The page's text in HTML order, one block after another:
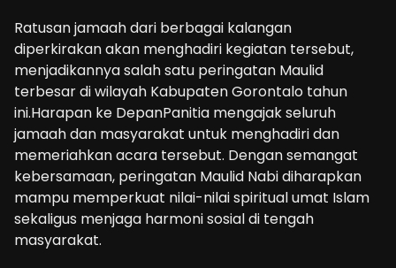
Ratusan jamaah dari berbagai kalangan
diperkirakan akan menghadiri kegiatan tersebut,
menjadikannya salah satu peringatan Maulid
terbesar di wilayah Kabupaten Gorontalo tahun
ini.Harapan ke DepanPanitia mengajak seluruh
jamaah dan masyarakat untuk menghadiri dan
memeriahkan acara tersebut. Dengan semangat
kebersamaan, peringatan Maulid Nabi diharapkan
mampu memperkuat nilai-nilai spiritual umat Islam
sekaligus menjaga harmoni sosial di tengah
masyarakat.